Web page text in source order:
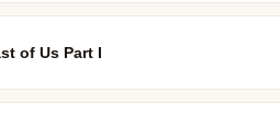
of Us Part I